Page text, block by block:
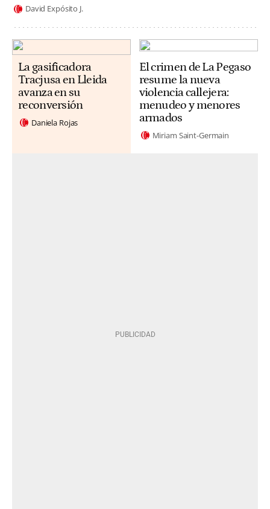
David Expósito J.
La gasificadora
Tracjusa en Lleida
avanza en su
reconversión
Daniela Rojas
El crimen de La Pegaso
resume la nueva
violencia callejera:
menudeo y menores
armados
Miriam Saint-Germain